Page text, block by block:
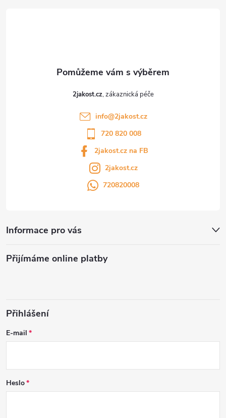
2jakost.cz
info@2jakost.cz
720 820 008
2jakost.cz na FB
2jakost.cz
720820008
Informace pro vás
Přijímáme online platby
Přihlášení
E-mail
Heslo